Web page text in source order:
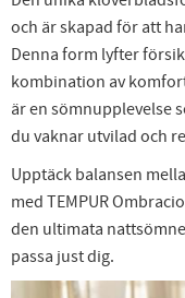
och är skapad för att
Denna form lyfter
kombination av
är en sömnupplevelse
du vaknar utvilad och
Upptäck balansen
med TEMPUR
den ultimata
passa just dig.